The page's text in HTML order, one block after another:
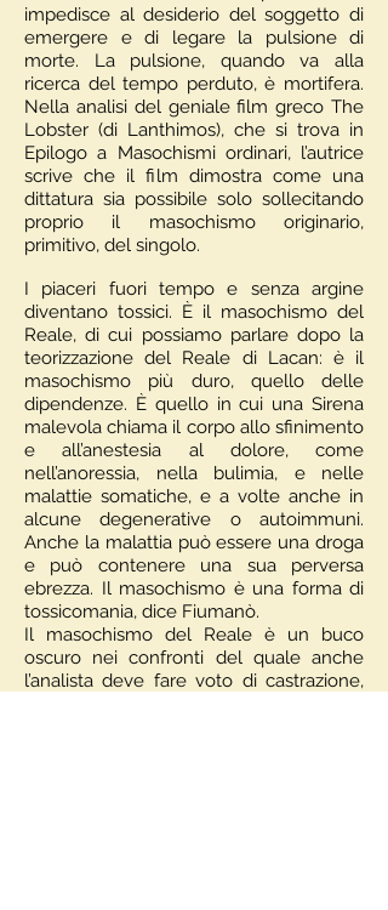
impedisce al desiderio del soggetto di
emergere e di legare la pulsione di
morte. La pulsione, quando va alla
ricerca del tempo perduto, è mortifera.
Nella analisi del geniale film greco The
Lobster (di Lanthimos), che si trova in
Epilogo a Masochismi ordinari, l’autrice
scrive che il film dimostra come una
dittatura sia possibile solo sollecitando
proprio il masochismo originario,
primitivo, del singolo.
I piaceri fuori tempo e senza argine
diventano tossici. È il masochismo del
Reale, di cui possiamo parlare dopo la
teorizzazione del Reale di Lacan: è il
masochismo più duro, quello delle
dipendenze. È quello in cui una Sirena
malevola chiama il corpo allo sfinimento
e all’anestesia al dolore, come
nell’anoressia, nella bulimia, e nelle
malattie somatiche, e a volte anche in
alcune degenerative o autoimmuni.
Anche la malattia può essere una droga
e può contenere una sua perversa
ebrezza. Il masochismo è una forma di
tossicomania, dice Fiumanò.
Il masochismo del Reale è un buco
oscuro nei confronti del quale anche
l’analista deve fare voto di castrazione,